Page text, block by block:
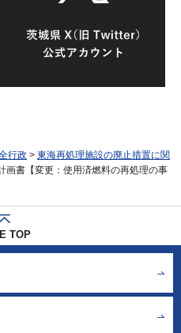
行政 > 東海再処理施設の廃止措置に関
画書【変更：使用済燃料の再処理の事
TOP